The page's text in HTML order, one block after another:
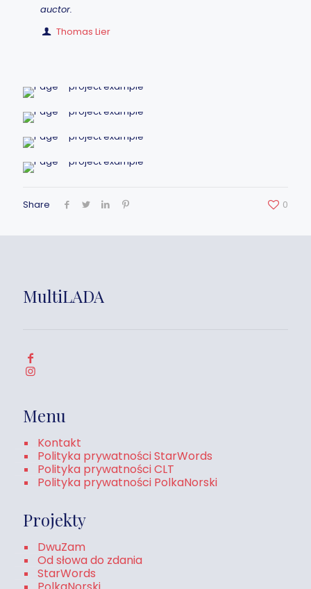
auctor.
Thomas Lier
Share 0
MultiLADA
Menu
Kontakt
Polityka prywatności StarWords
Polityka prywatności CLT
Polityka prywatności PolkaNorski
Projekty
DwuZam
Od słowa do zdania
StarWords